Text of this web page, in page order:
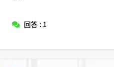
回答 : 1